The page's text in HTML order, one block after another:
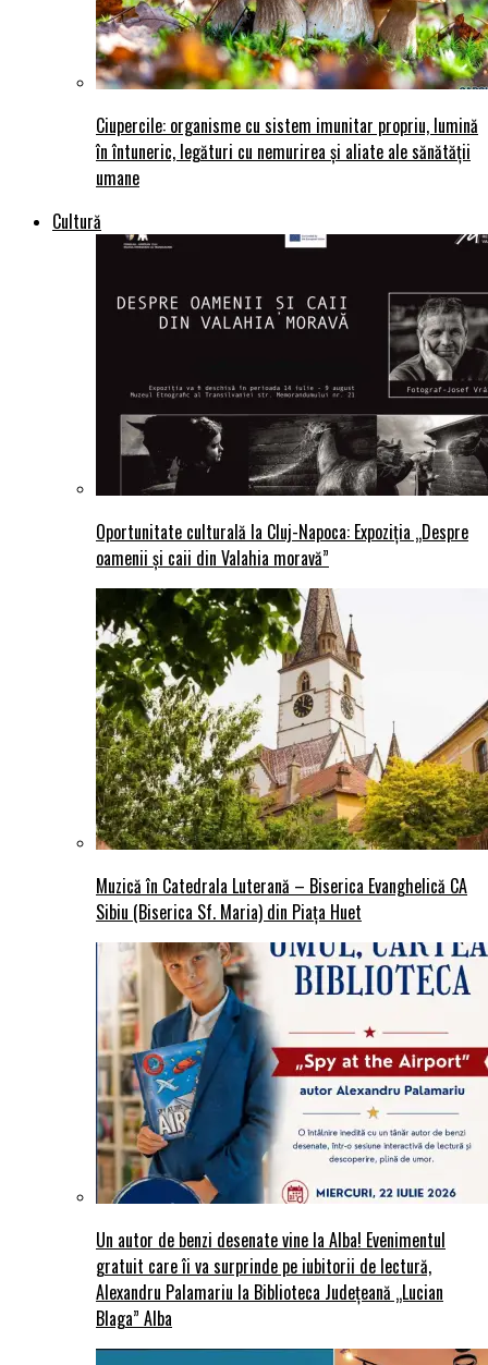
Ciupercile: organisme cu sistem imunitar propriu, lumină
în întuneric, legături cu nemurirea și aliate ale sănătății
umane
Cultură
Oportunitate culturală la Cluj-Napoca: Expoziția „Despre
oamenii și caii din Valahia moravă”
Muzică în Catedrala Luterană – Biserica Evanghelică CA
Sibiu (Biserica Sf. Maria) din Piaţa Huet
Un autor de benzi desenate vine la Alba! Evenimentul
gratuit care îi va surprinde pe iubitorii de lectură,
Alexandru Palamariu la Biblioteca Județeană „Lucian
Blaga” Alba